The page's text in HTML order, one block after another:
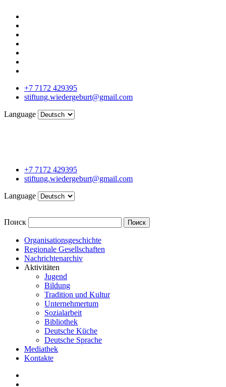
+7 7172 429395
stiftung.wiedergeburt@gmail.com
Language
+7 7172 429395
stiftung.wiedergeburt@gmail.com
Language
Поиск Поиск
Organisationsgeschichte
Regionale Gesellschaften
Nachrichtenarchiv
Aktivitäten
Jugend
Bildung
Tradition und Kultur
Unternehmertum
Sozialarbeit
Bibliothek
Deutsche Küche
Deutsche Sprache
Mediathek
Kontakte